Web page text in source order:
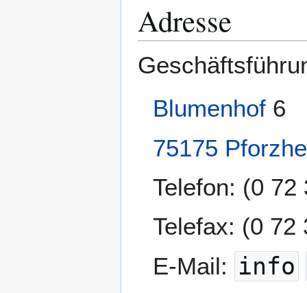
Adresse
Blumenhof 6
75175
Telefon: (0 72
Telefax: (0 72
E-Mail: info